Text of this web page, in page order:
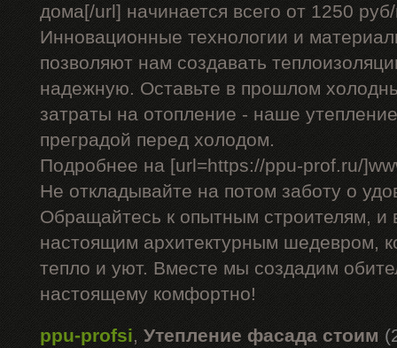
дома[/url] начинается всего от 1250
Инновационные технологии и
позволяют нам создавать
надежную. Оставьте в прошлом
затраты на отопление - наше
преградой перед холодом.
Подробнее на [url=https://ppu-prof.ru/
Не откладывайте на потом заботу о
Обращайтесь к опытным строителям, и
настоящим архитектурным шедевром,
тепло и уют. Вместе мы создадим
настоящему комфортно!
ppu-profsi, Утепление фасада стоим